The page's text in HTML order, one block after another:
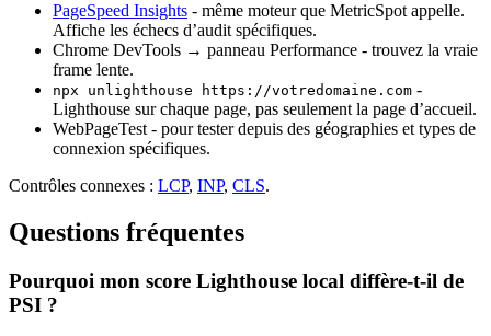
PageSpeed Insights - même moteur que MetricSpot appelle.
Affiche les échecs d’audit spécifiques.
Chrome DevTools → panneau Performance - trouvez la vraie
frame lente.
npx unlighthouse https://votredomaine.com -
Lighthouse sur chaque page, pas seulement la page d’accueil.
WebPageTest - pour tester depuis des géographies et types de
connexion spécifiques.
Contrôles connexes : LCP, INP, CLS.
Questions fréquentes
Pourquoi mon score Lighthouse local diffère-t-il de
PSI ?